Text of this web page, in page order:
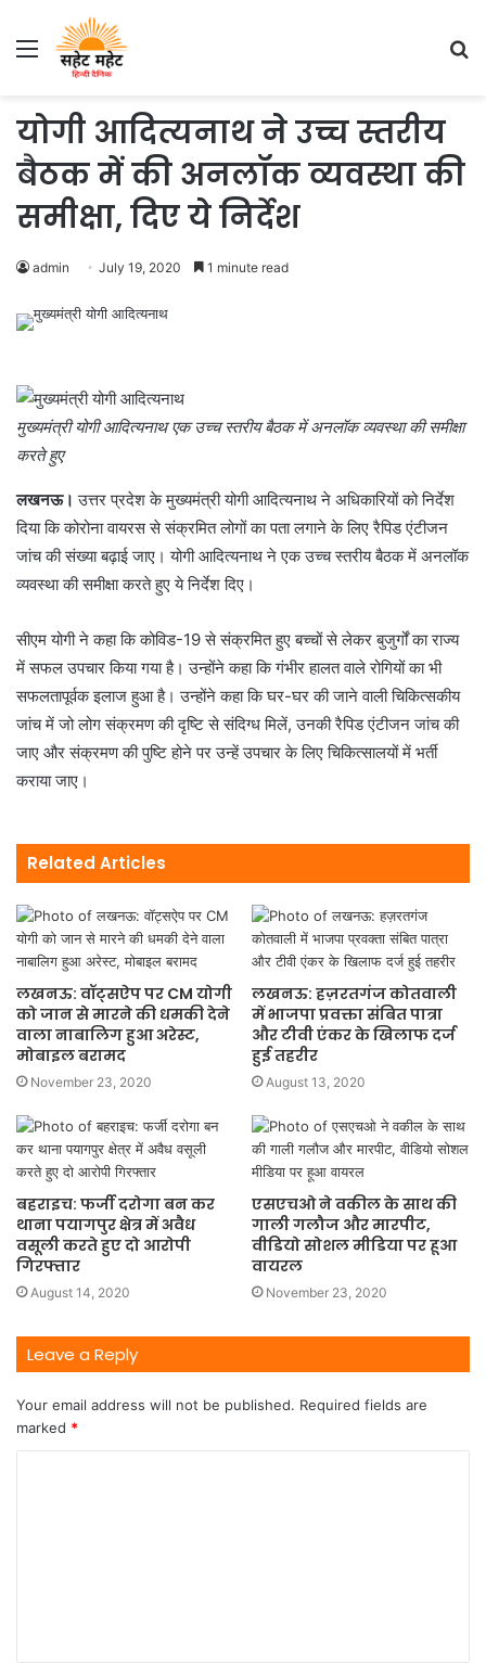
Menu
योगी आदित्यनाथ ने उच्च स्तरीय
बैठक में की अनलॉक व्यवस्था की
समीक्षा, दिए ये निर्देश
admin July 19, 2020 1 minute read
मुख्यमंत्री योगी आदित्यनाथ एक उच्च स्तरीय बैठक में अनलॉक व्यवस्था की समीक्षा
करते हुए
लखनऊ।उत्तर प्रदेश के मुख्यमंत्री योगी आदित्यनाथ ने अधिकारियों को निर्देश
दिया कि कोरोना वायरस से संक्रमित लोगों का पता लगाने के लिए रैपिड एंटीजन
जांच की संख्या बढ़ाई जाए। योगी आदित्यनाथ ने एक उच्च स्तरीय बैठक में अनलॉक
व्यवस्था की समीक्षा करते हुए ये निर्देश दिए।
सीएम योगी ने कहा कि कोविड-19 से संक्रमित हुए बच्चों से लेकर बुजुर्गों का राज्य
में सफल उपचार किया गया है। उन्होंने कहा कि गंभीर हालत वाले रोगियों का भी
सफलतापूर्वक इलाज हुआ है। उन्होंने कहा कि घर-घर की जाने वाली चिकित्सकीय
जांच में जो लोग संक्रमण की दृष्टि से संदिग्ध मिलें, उनकी रैपिड एंटीजन जांच की
जाए और संक्रमण की पुष्टि होने पर उन्हें उपचार के लिए चिकित्सालयों में भर्ती
कराया जाए।
Related Articles
लखनऊ: वॉट्सऐप पर CM योगी
को जान से मारने की धमकी देने
वाला नाबालिग हुआ अरेस्ट,
मोबाइल बरामद
November 23, 2020
लखनऊ: हज़रतगंज कोतवाली
में भाजपा प्रवक्ता संबित पात्रा
और टीवी एंकर के खिलाफ दर्ज
हुई तहरीर
August 13, 2020
बहराइच: फर्जी दरोगा बन कर
थाना पयागपुर क्षेत्र में अवैध
वसूली करते हुए दो आरोपी
गिरफ्तार
August 14, 2020
एसएचओ ने वकील के साथ की
गाली गलौज और मारपीट,
वीडियो सोशल मीडिया पर हूआ
वायरल
November 23, 2020
Leave a Reply
Your email address will not be published. Required fields are
marked *